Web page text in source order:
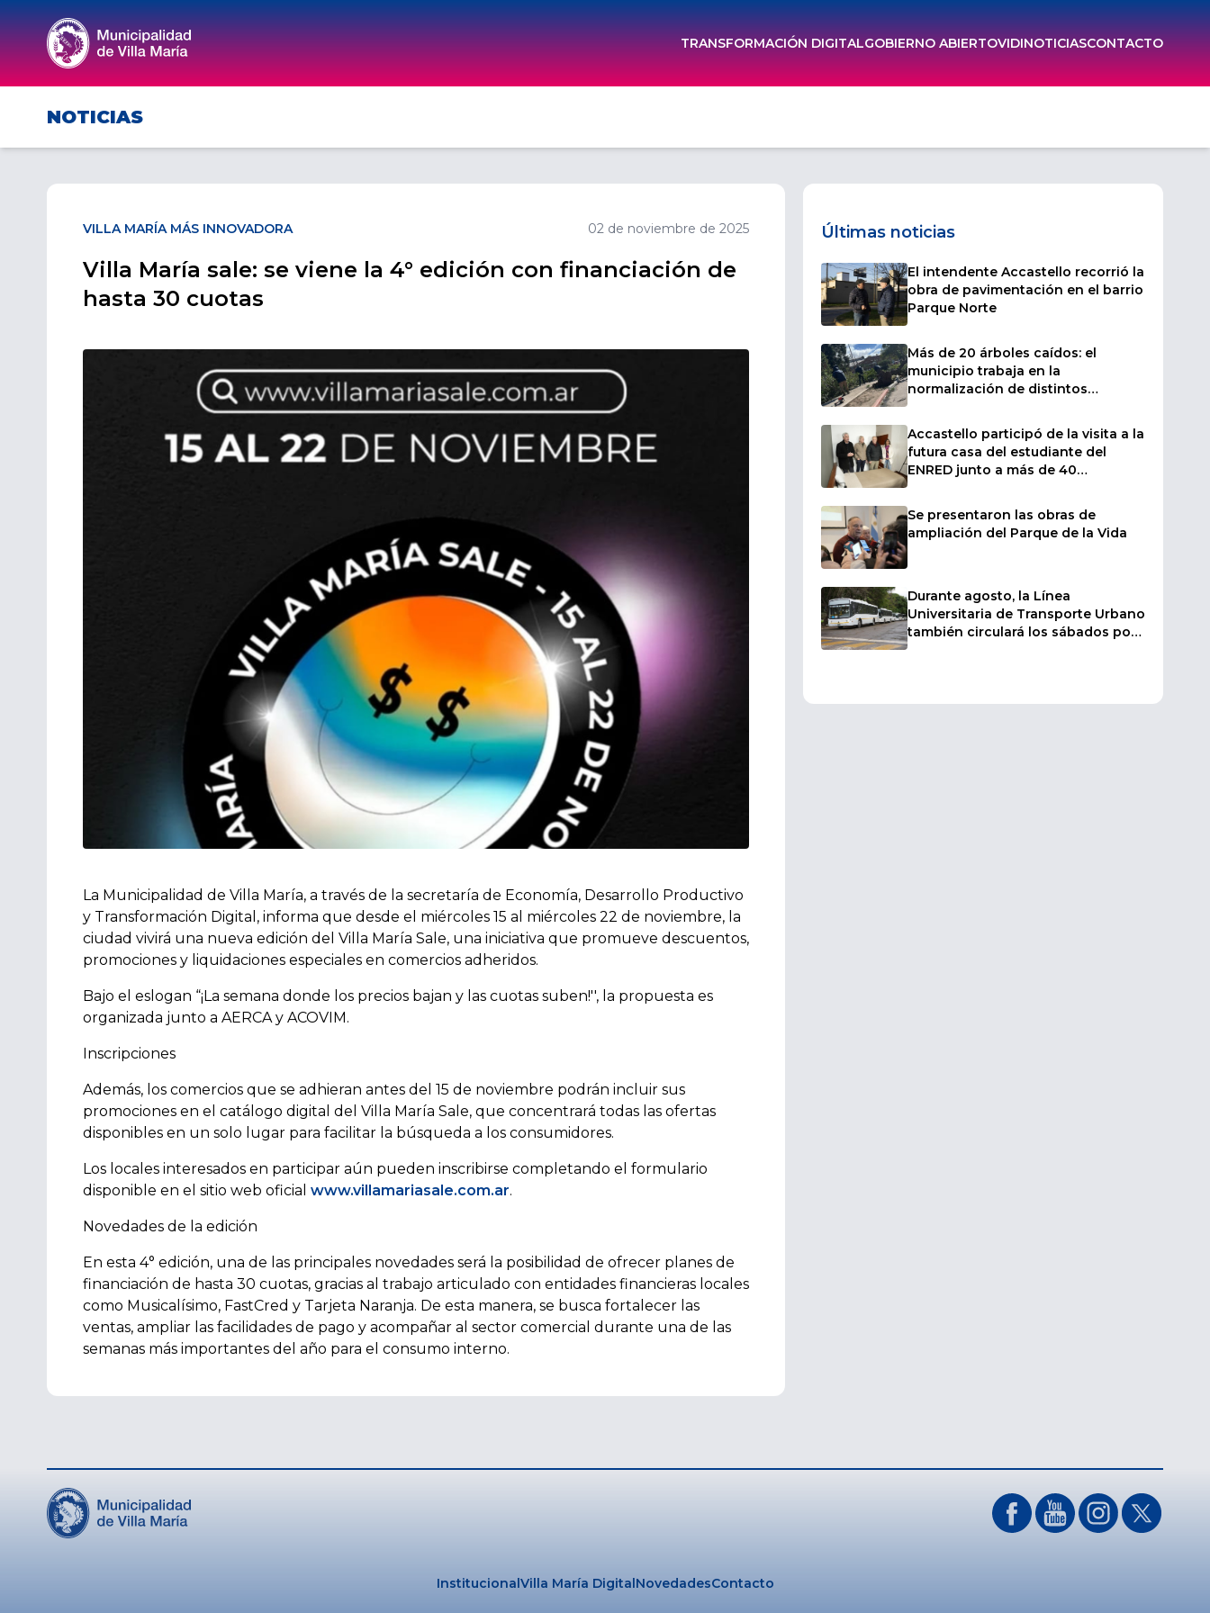
TRANSFORMACIÓN DIGITALGOBIERNO ABIERTOVIDINOTICIASCONTACTO
NOTICIAS
VILLA MARÍA MÁS INNOVADORA 02 de noviembre de 2025
Villa María sale: se viene la 4° edición con financiación de
hasta 30 cuotas
La Municipalidad de Villa María, a través de la secretaría de Economía, Desarrollo Productivo
y Transformación Digital, informa que desde el miércoles 15 al miércoles 22 de noviembre, la
ciudad vivirá una nueva edición del Villa María Sale, una iniciativa que promueve descuentos,
promociones y liquidaciones especiales en comercios adheridos.
Bajo el eslogan “¡La semana donde los precios bajan y las cuotas suben!'', la propuesta es
organizada junto a AERCA y ACOVIM.
Inscripciones
Además, los comercios que se adhieran antes del 15 de noviembre podrán incluir sus
promociones en el catálogo digital del Villa María Sale, que concentrará todas las ofertas
disponibles en un solo lugar para facilitar la búsqueda a los consumidores.
Los locales interesados en participar aún pueden inscribirse completando el formulario
disponible en el sitio web oficial www.villamariasale.com.ar.
Novedades de la edición
En esta 4° edición, una de las principales novedades será la posibilidad de ofrecer planes de
financiación de hasta 30 cuotas, gracias al trabajo articulado con entidades financieras locales
como Musicalísimo, FastCred y Tarjeta Naranja. De esta manera, se busca fortalecer las
ventas, ampliar las facilidades de pago y acompañar al sector comercial durante una de las
semanas más importantes del año para el consumo interno.
Últimas noticias
El intendente Accastello recorrió la
obra de pavimentación en el barrio
Parque Norte
Más de 20 árboles caídos: el
municipio trabaja en la
normalización de distintos
ráfagas de viento
Accastello participó de la visita a la
futura casa del estudiante del
ENRED junto a más de 40
Se presentaron las obras de
ampliación del Parque de la Vida
Durante agosto, la Línea
Universitaria de Transporte Urbano
también circulará los sábados por
InstitucionalVilla María DigitalNovedadesContacto